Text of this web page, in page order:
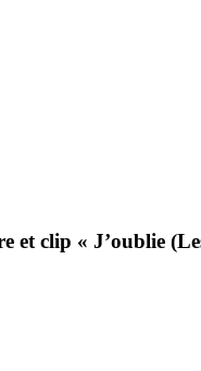
et clip « J’oublie